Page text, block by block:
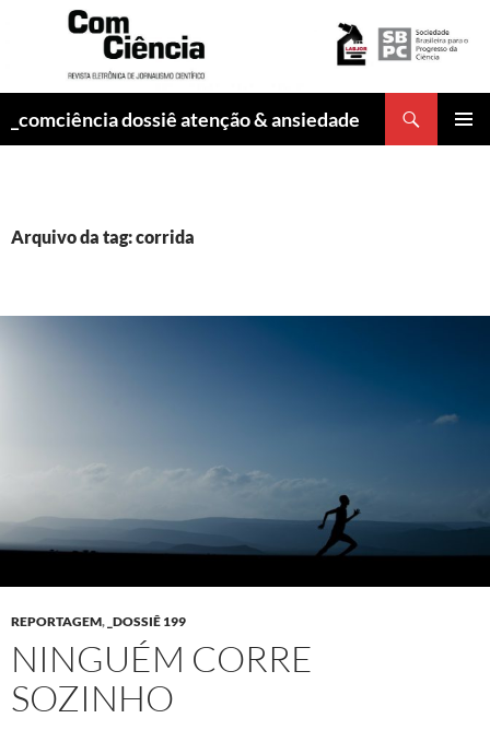
_comciência dossiê atenção & ansiedade
Arquivo da tag: corrida
REPORTAGEM, _DOSSIÊ 199
NINGUÉM CORRE
SOZINHO